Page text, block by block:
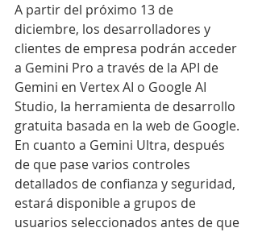
A partir del próximo 13 de
diciembre, los desarrolladores y
clientes de empresa podrán acceder
a Gemini Pro a través de la API de
Gemini en Vertex AI o Google AI
Studio, la herramienta de desarrollo
gratuita basada en la web de Google.
En cuanto a Gemini Ultra, después
de que pase varios controles
detallados de confianza y seguridad,
estará disponible a grupos de
usuarios seleccionados antes de que